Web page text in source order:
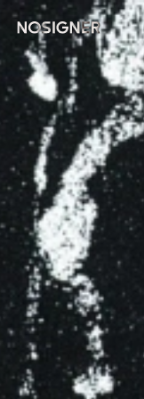
דף הבית